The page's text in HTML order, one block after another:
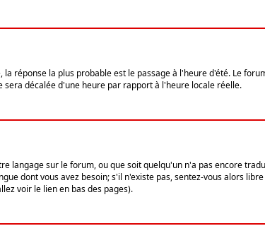
réponse la plus probable est le passage à l'heure d'été. Le
décalée d'une heure par rapport à l'heure locale réelle.
langage sur le forum, ou que soit quelqu'un n'a pas encore
dont vous avez besoin; s'il n'existe pas, sentez-vous alors
voir le lien en bas des pages).